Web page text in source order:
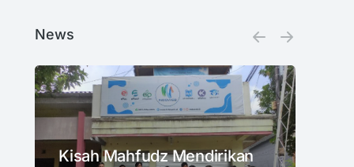
News
Kisah Mahfudz Mendirikan